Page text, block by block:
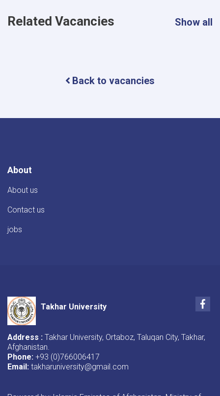
Related Vacancies Show all
Back to vacancies
About
About us
Contact us
jobs
Takhar University
Address : Takhar University, Ortaboz, Taluqan City, Takhar,
Afghanistan.
Phone: +93 (0)766006417
Email: takharuniversity@gmail.com